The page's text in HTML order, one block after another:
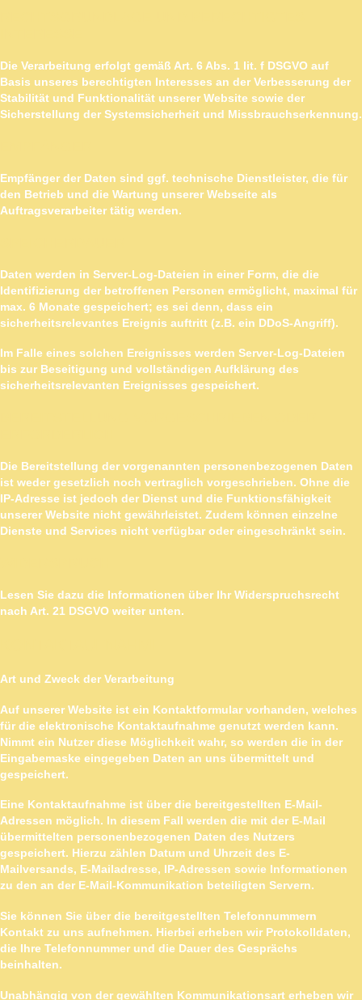
Die Verarbeitung erfolgt gemäß Art. 6 Abs. 1 lit. f DSGVO auf
Basis unseres berechtigten Interesses an der Verbesserung der
Stabilität und Funktionalität unserer Website sowie der
Sicherstellung der Systemsicherheit und Missbrauchserkennung.
Empfänger der Daten sind ggf. technische Dienstleister, die für
den Betrieb und die Wartung unserer Webseite als
Auftragsverarbeiter tätig werden.
Daten werden in Server-Log-Dateien in einer Form, die die
Identifizierung der betroffenen Personen ermöglicht, maximal für
max. 6 Monate gespeichert; es sei denn, dass ein
sicherheitsrelevantes Ereignis auftritt (z.B. ein DDoS-Angriff).
Im Falle eines solchen Ereignisses werden Server-Log-Dateien
bis zur Beseitigung und vollständigen Aufklärung des
sicherheitsrelevanten Ereignisses gespeichert.
Die Bereitstellung der vorgenannten personenbezogenen Daten
ist weder gesetzlich noch vertraglich vorgeschrieben. Ohne die
IP-Adresse ist jedoch der Dienst und die Funktionsfähigkeit
unserer Website nicht gewährleistet. Zudem können einzelne
Dienste und Services nicht verfügbar oder eingeschränkt sein.
Lesen Sie dazu die Informationen über Ihr Widerspruchsrecht
nach Art. 21 DSGVO weiter unten.
Art und Zweck der Verarbeitung
Auf unserer Website ist ein Kontaktformular vorhanden, welches
für die elektronische Kontaktaufnahme genutzt werden kann.
Nimmt ein Nutzer diese Möglichkeit wahr, so werden die in der
Eingabemaske eingegeben Daten an uns übermittelt und
gespeichert.
Eine Kontaktaufnahme ist über die bereitgestellten E-Mail-
Adressen möglich. In diesem Fall werden die mit der E-Mail
übermittelten personenbezogenen Daten des Nutzers
gespeichert. Hierzu zählen Datum und Uhrzeit des E-
Mailversands, E-Mailadresse, IP-Adressen sowie Informationen
zu den an der E-Mail-Kommunikation beteiligten Servern.
Sie können Sie über die bereitgestellten Telefonnummern
Kontakt zu uns aufnehmen. Hierbei erheben wir Protokolldaten,
die Ihre Telefonnummer und die Dauer des Gesprächs
beinhalten.
Unabhängig von der gewählten Kommunikationsart erheben wir